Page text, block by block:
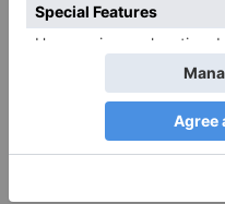
PDA Autismus:
PANDA-Kindern –
Autonomiebedürfnis